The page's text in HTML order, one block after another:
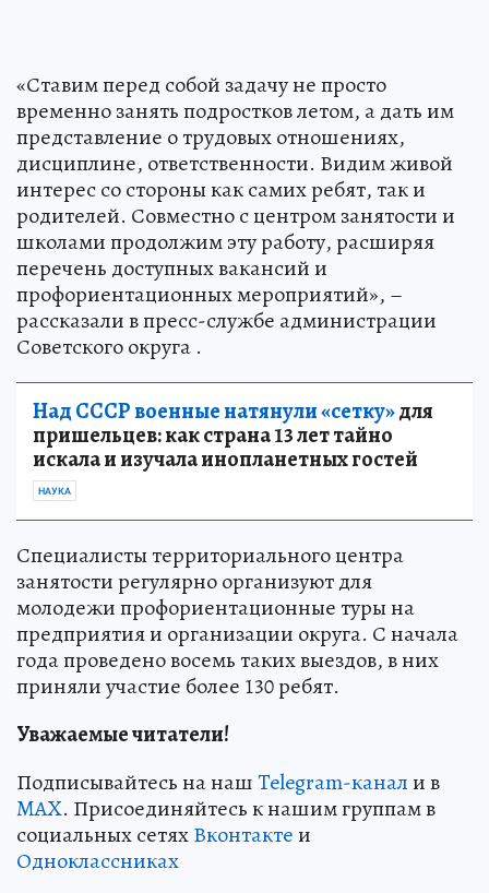
«Ставим перед собой задачу не просто
временно занять подростков летом, а дать им
представление о трудовых отношениях,
дисциплине, ответственности. Видим живой
интерес со стороны как самих ребят, так и
родителей. Совместно с центром занятости и
школами продолжим эту работу, расширяя
перечень доступных вакансий и
профориентационных мероприятий», –
рассказали в пресс-службе администрации
Советского округа .
Над СССР военные натянули «сетку»для
пришельцев: как страна 13 лет тайно
искала и изучала инопланетных гостей
НАУКА
Специалисты территориального центра
занятости регулярно организуют для
молодежи профориентационные туры на
предприятия и организации округа. С начала
года проведено восемь таких выездов, в них
приняли участие более 130 ребят.
Уважаемые читатели!
Подписывайтесь на нашTelegram-канали в
MAX. Присоединяйтесь к нашим группам в
социальных сетяхВконтактеи
Одноклассниках